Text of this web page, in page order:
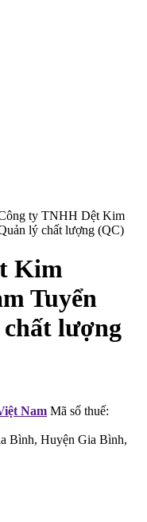
ty TNHH Dệt Kim
lý chất lượng (QC)
Kim
Tuyển
lượng
Nam Mã số thuế:
Bình, Huyện Gia Bình,